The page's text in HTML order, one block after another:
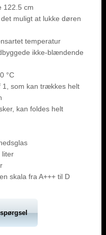
122.5 cm
muligt at lukke døren
temperatur
ikke-blændende
°C
1, som kan trækkes helt
kan foldes helt
liter
skala fra A+++ til D